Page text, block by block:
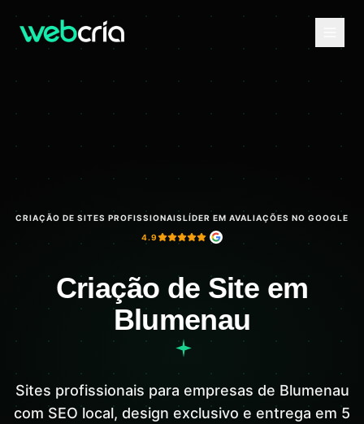
CRIAÇÃO DE SITES PROFISSIONAISLÍDER EM AVALIAÇÕES NO GOOGLE
4.9
Criação de Site em
Blumenau
Sites profissionais para empresas de Blumenau
com SEO local, design exclusivo e entrega em 5